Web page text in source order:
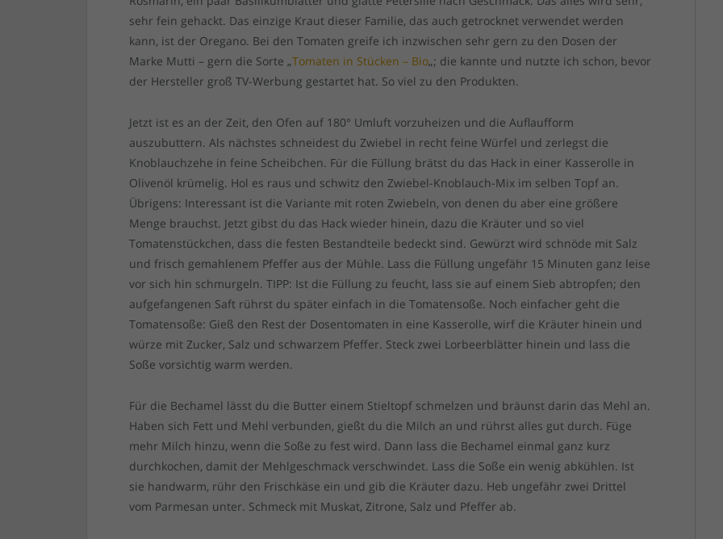
sehr fein gehackt. Das einzige Kraut dieser Familie, das auch getrocknet verwendet werden
kann, ist der Oregano. Bei den Tomaten greife ich inzwischen sehr gern zu den Dosen der
Marke Mutti – gern die Sorte „Tomaten in Stücken – Bio„; die kannte und nutzte ich schon, bevor
der Hersteller groß TV-Werbung gestartet hat. So viel zu den Produkten.
Jetzt ist es an der Zeit, den Ofen auf 180° Umluft vorzuheizen und die Auflaufform
auszubuttern. Als nächstes schneidest du Zwiebel in recht feine Würfel und zerlegst die
Knoblauchzehe in feine Scheibchen. Für die Füllung brätst du das Hack in einer Kasserolle in
Olivenöl krümelig. Hol es raus und schwitz den Zwiebel-Knoblauch-Mix im selben Topf an.
Übrigens: Interessant ist die Variante mit roten Zwiebeln, von denen du aber eine größere
Menge brauchst. Jetzt gibst du das Hack wieder hinein, dazu die Kräuter und so viel
Tomatenstückchen, dass die festen Bestandteile bedeckt sind. Gewürzt wird schnöde mit Salz
und frisch gemahlenem Pfeffer aus der Mühle. Lass die Füllung ungefähr 15 Minuten ganz leise
vor sich hin schmurgeln. TIPP: Ist die Füllung zu feucht, lass sie auf einem Sieb abtropfen; den
aufgefangenen Saft rührst du später einfach in die Tomatensoße. Noch einfacher geht die
Tomatensoße: Gieß den Rest der Dosentomaten in eine Kasserolle, wirf die Kräuter hinein und
würze mit Zucker, Salz und schwarzem Pfeffer. Steck zwei Lorbeerblätter hinein und lass die
Soße vorsichtig warm werden.
Für die Bechamel lässt du die Butter einem Stieltopf schmelzen und bräunst darin das Mehl an.
Haben sich Fett und Mehl verbunden, gießt du die Milch an und rührst alles gut durch. Füge
mehr Milch hinzu, wenn die Soße zu fest wird. Dann lass die Bechamel einmal ganz kurz
durchkochen, damit der Mehlgeschmack verschwindet. Lass die Soße ein wenig abkühlen. Ist
sie handwarm, rühr den Frischkäse ein und gib die Kräuter dazu. Heb ungefähr zwei Drittel
vom Parmesan unter. Schmeck mit Muskat, Zitrone, Salz und Pfeffer ab.